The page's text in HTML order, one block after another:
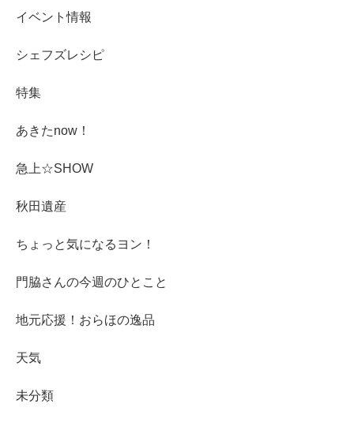
イベント情報
シェフズレシピ
特集
あきたnow！
急上☆SHOW
秋田遺産
ちょっと気になるヨン！
門脇さんの今週のひとこと
地元応援！おらほの逸品
天気
未分類